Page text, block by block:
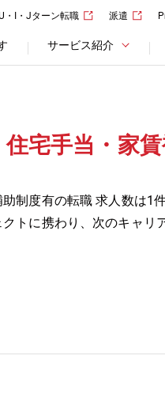
・I・Jターン転職 派遣
サービス紹介
宅手当・家
制度有の転職 求人数は1件
トに携わり、次のキャリ